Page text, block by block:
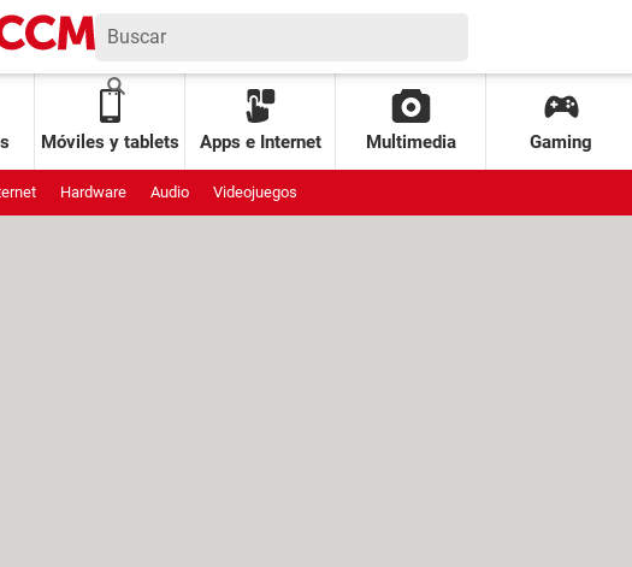
Móviles y tablets Apps e Internet Multimedia Gaming
Hardware Audio Videojuegos